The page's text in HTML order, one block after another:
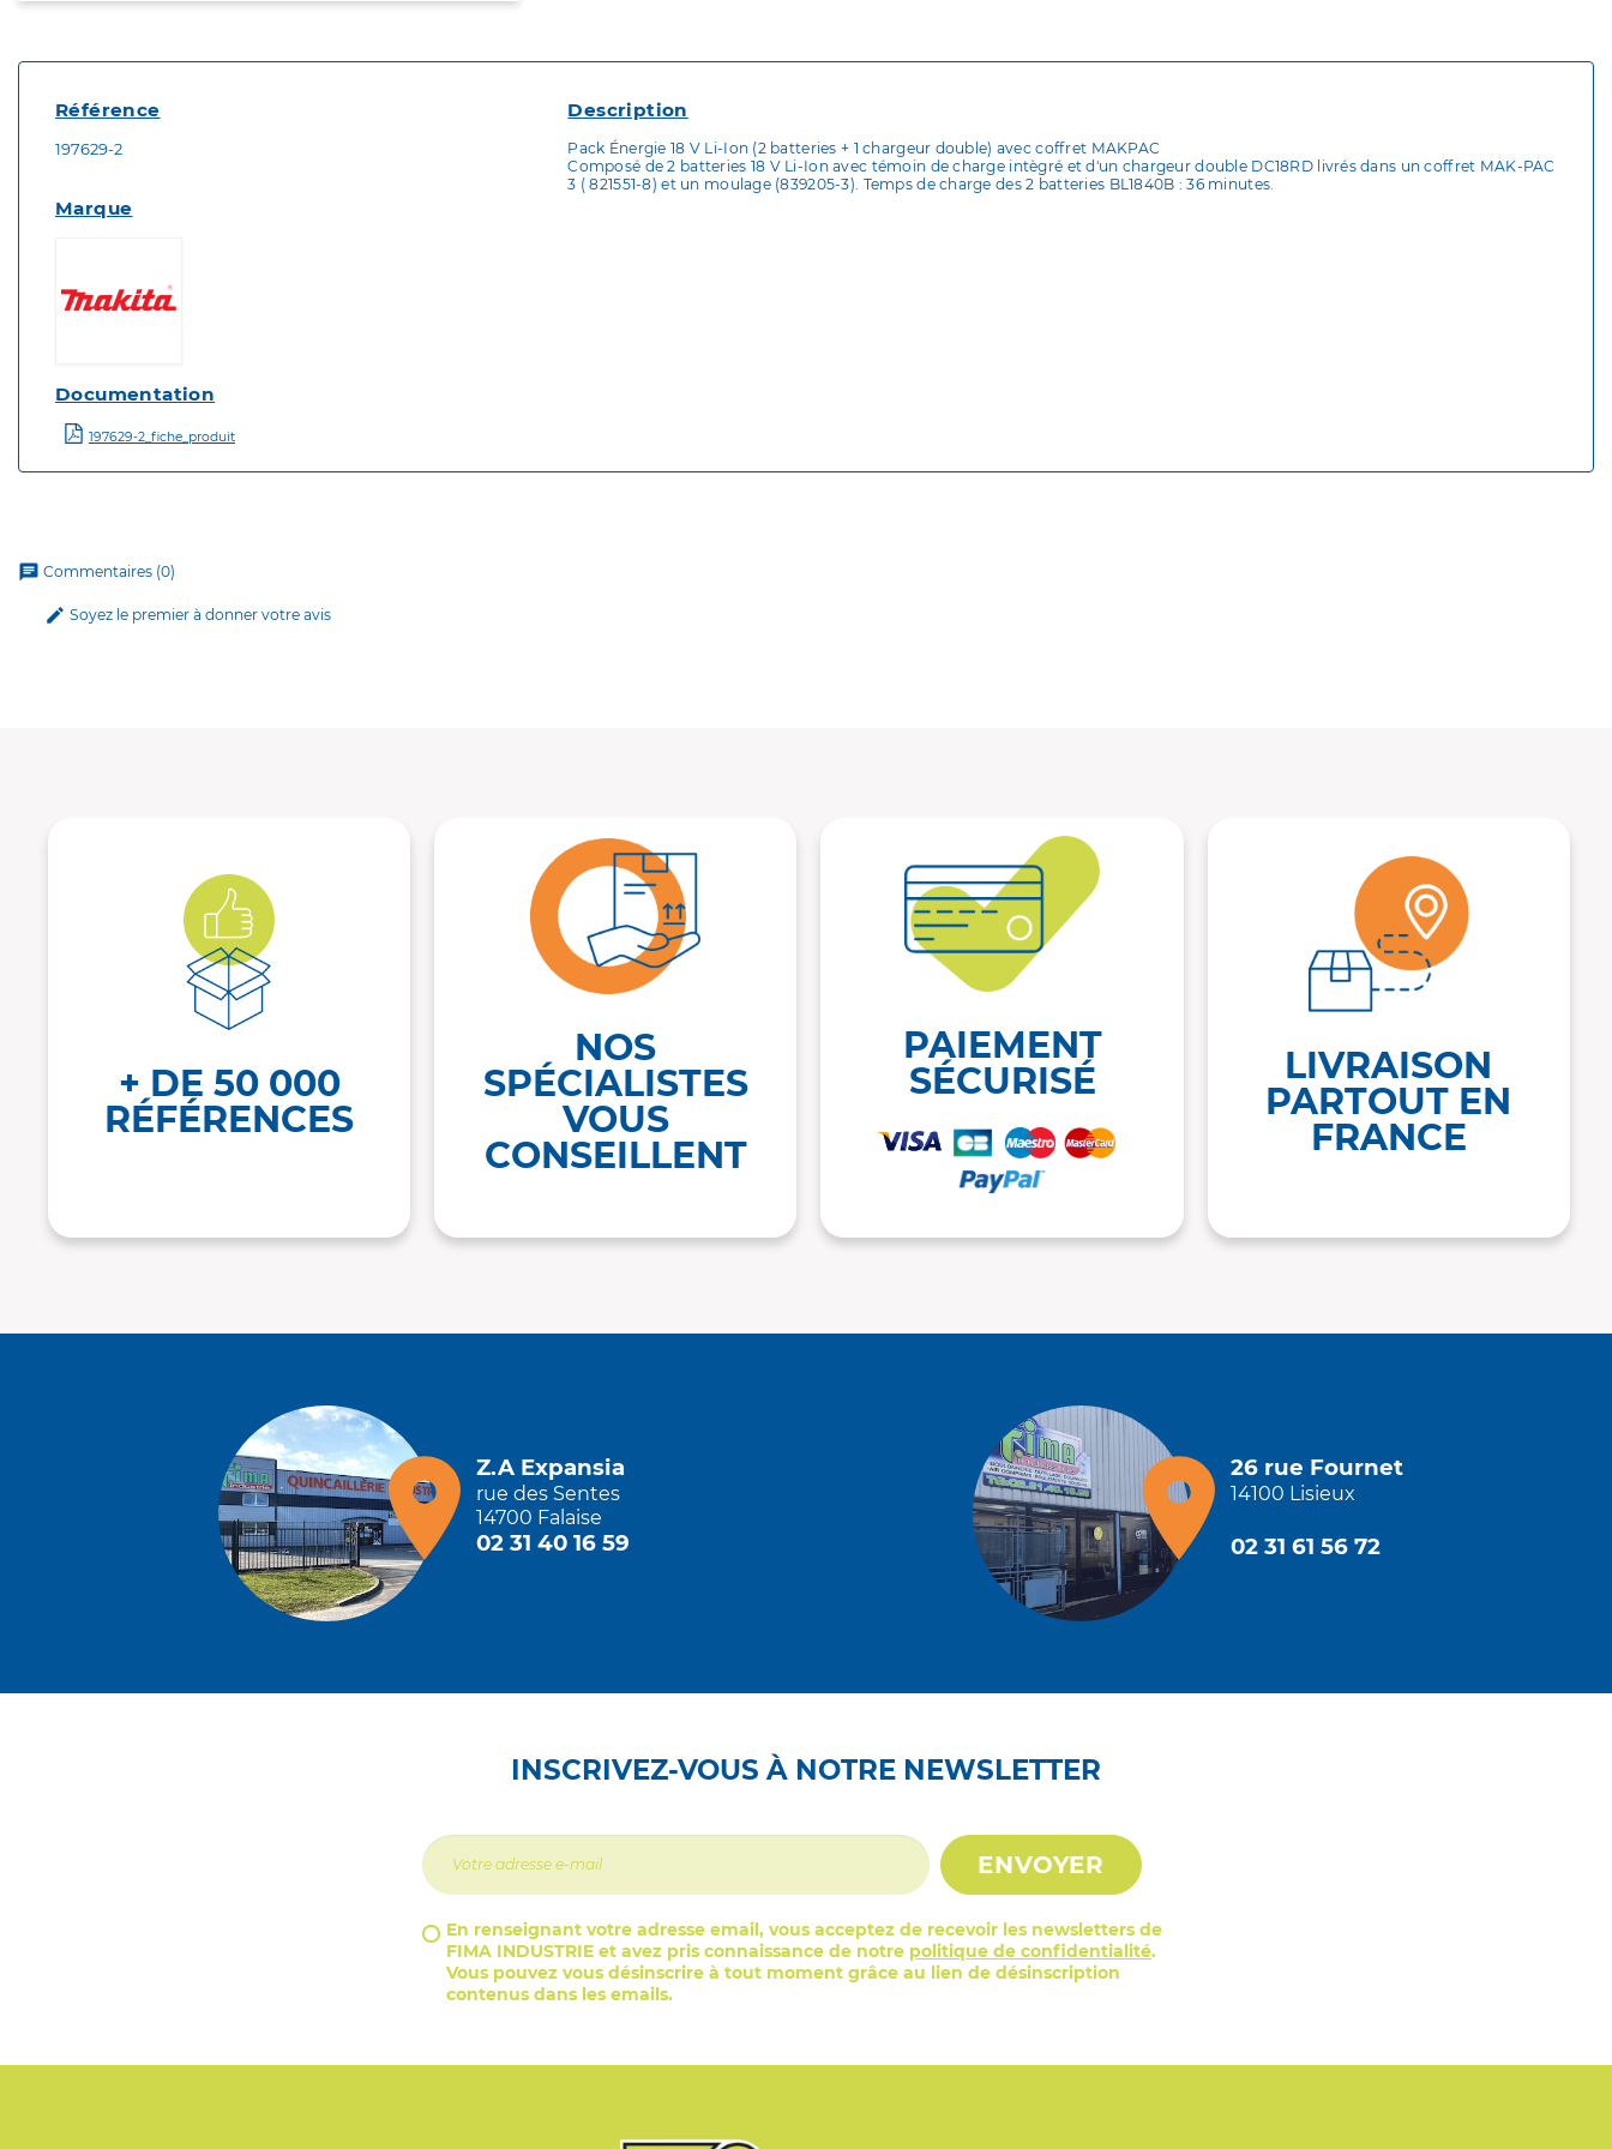
Description
Pack Énergie 18 V Li-Ion (2 batteries + 1 chargeur double) avec coffret MAKPAC
Composé de 2 batteries 18 V Li-Ion avec témoin de charge intègré et d'un chargeur double DC18RD livrés dans un coffret MAK-PAC
3 ( 821551-8) et un moulage (839205-3). Temps de charge des 2 batteries BL1840B : 36 minutes.
Référence
197629-2
Marque
Documentation
197629-2_fiche_produit
chat Commentaires (0)
edit Soyez le premier à donner votre avis
+ DE 50 000
RÉFÉRENCES
NOS
SPÉCIALISTES
VOUS
CONSEILLENT
PAIEMENT
SÉCURISÉ
LIVRAISON
PARTOUT EN
FRANCE
Z.A Expansia
rue des Sentes
14700 Falaise
02 31 40 16 59
26 rue Fournet
14100 Lisieux
02 31 61 56 72
INSCRIVEZ-VOUS À NOTRE NEWSLETTER
ENVOYER
En renseignant votre adresse email, vous acceptez de recevoir les newsletters de
FIMA INDUSTRIE et avez pris connaissance de notre politique de confidentialité.
Vous pouvez vous désinscrire à tout moment grâce au lien de désinscription
contenus dans les emails.